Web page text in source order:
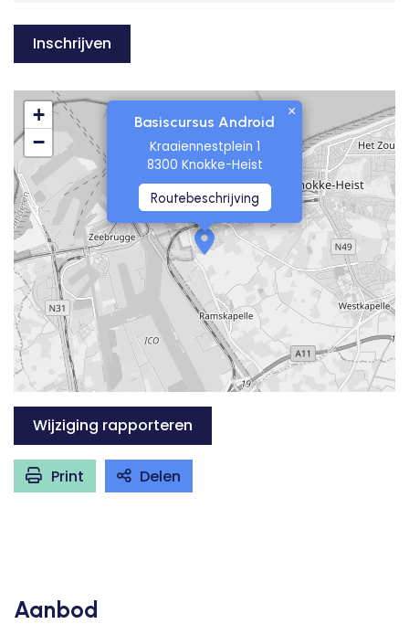
Inschrijven
Basiscursus Android
Kraaiennestplein 1
8300 Knokke-Heist
Routebeschrijving
×
+
−
Wijziging rapporteren
Print Delen
Aanbod